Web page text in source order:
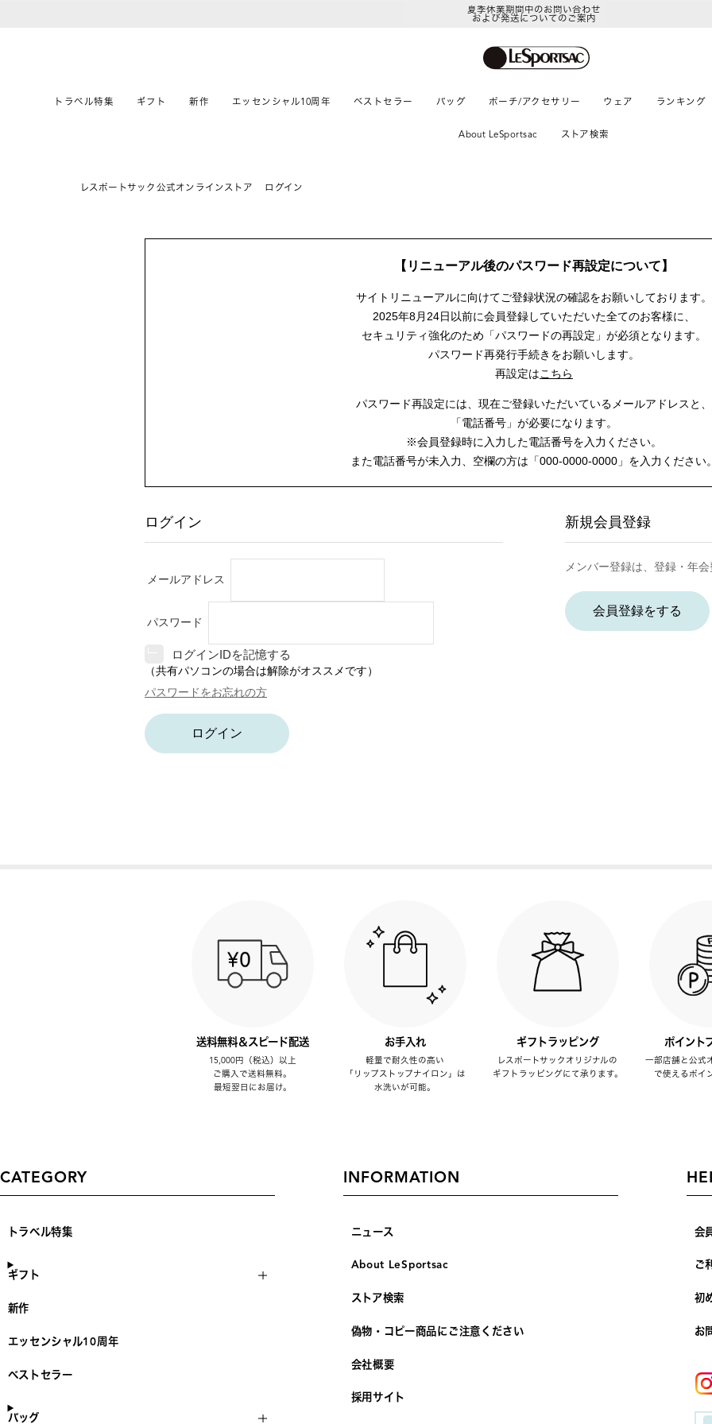
夏季休業期間中のお問い合わせ
および発送についてのご案内
トラベル特集 ギフト 新作 エッセンシャル10周年 ベストセラー バッグ ポーチ/アクセサリー ウェア ランキング
About LeSportsac ストア検索
レスポートサック公式オンラインストア ログイン
【リニューアル後のパスワード再設定について】
サイトリニューアルに向けてご登録状況の確認をお願いしております。
2025年8月24日以前に会員登録していただいた全てのお客様に、
セキュリティ強化のため「パスワードの再設定」が必須となります。
パスワード再発行手続きをお願いします。
再設定はこちら
パスワード再設定には、 現在ご登録いただいているメールアドレスと、
「電話番号」が必要になります。
※会員登録時に入力した電話番号を入力ください。
また電話番号が未入力、空欄の方は 「000-0000-0000」を入力ください。
ログイン
メールアドレス
パスワード
ログインIDを記憶する
（共有パソコンの場合は解除がオススメです）
パスワードをお忘れの方
ログイン
新規会員登録
メンバー登録は、登録・年会
会員登録をする
送料無料＆スピード配送
15,000円（税込）以上
ご購入で送料無料。
最短翌日にお届け。
お手入れ
軽量で耐久性の高い
「リップストップナイロン」は
水洗いが可能。
ギフトラッピング
レスポートサックオリジナルの
ギフトラッピングにて承ります。
ポイント
一部店舗と公式
で使えるポイ
CATEGORY
トラベル特集
ギフト
新作
エッセンシャル10周年
ベストセラー
バッグ
INFORMATION
ニュース
About LeSportsac
ストア検索
偽物・コピー商品にご注意ください
会社概要
採用サイト
会
ご
初
お